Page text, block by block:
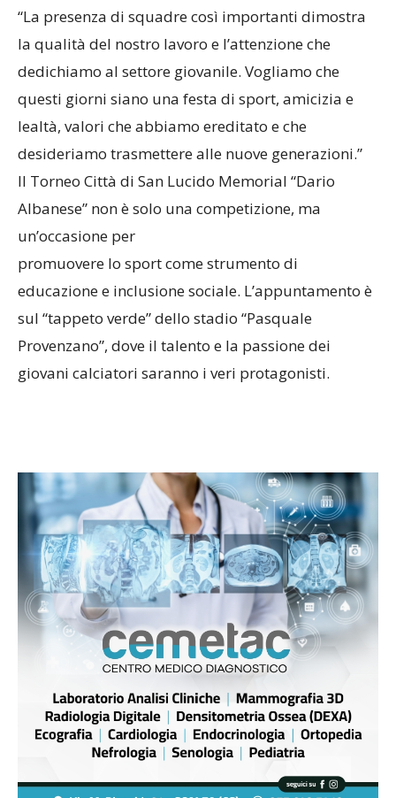
“La presenza di squadre così importanti dimostra
la qualità del nostro lavoro e l’attenzione che
dedichiamo al settore giovanile. Vogliamo che
questi giorni siano una festa di sport, amicizia e
lealtà, valori che abbiamo ereditato e che
desideriamo trasmettere alle nuove generazioni.”
Il Torneo Città di San Lucido Memorial “Dario
Albanese” non è solo una competizione, ma
un’occasione per
promuovere lo sport come strumento di
educazione e inclusione sociale. L’appuntamento è
sul “tappeto verde” dello stadio “Pasquale
Provenzano”, dove il talento e la passione dei
giovani calciatori saranno i veri protagonisti.